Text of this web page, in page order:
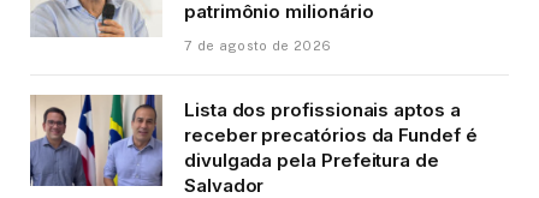
patrimônio milionário
7 de agosto de 2026
Lista dos profissionais aptos a
receber precatórios da Fundef é
divulgada pela Prefeitura de
Salvador